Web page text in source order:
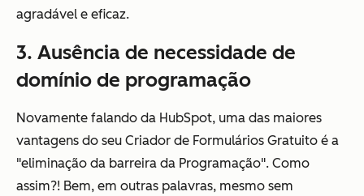
agradável e eficaz.
3. Ausência de necessidade de
domínio de programação
Novamente falando da HubSpot, uma das maiores
vantagens do seu Criador de Formulários Gratuito é a
"eliminação da barreira da Programação". Como
assim?! Bem, em outras palavras, mesmo sem